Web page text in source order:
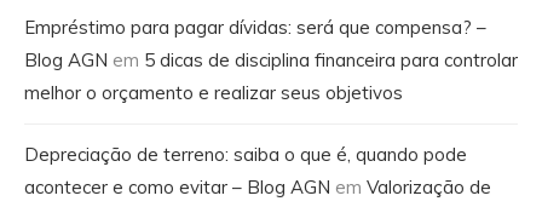
Empréstimo para pagar dívidas: será que compensa? –
Blog AGN em 5 dicas de disciplina financeira para controlar
melhor o orçamento e realizar seus objetivos
Depreciação de terreno: saiba o que é, quando pode
acontecer e como evitar – Blog AGN em Valorização de